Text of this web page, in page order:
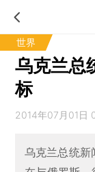
世界
乌克兰总
标
2014年07月01日
乌克兰总统新